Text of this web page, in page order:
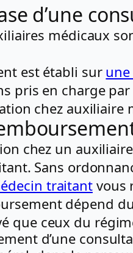
d’une
médicaux
est établi sur
pris en charge par
chez auxiliaire
chez un
Sans
traitantvous
dépend
que ceux du
d’une